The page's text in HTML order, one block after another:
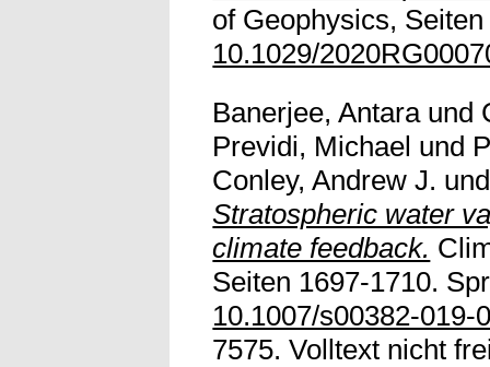
of Geophysics,
10.1029/
Banerjee, Antaraund
Previdi, Michael und
Conley, Andrew J.
Stratospheric water
climate feedback.
Seiten 1697-1710.
10.1007/s00382-019-
7575. Volltext nicht